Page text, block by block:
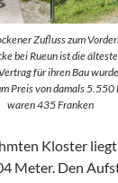
Zufluss zum
bei Rueun ist die
für ihren Bau
Preis von damals
waren 435 Franken
Kloster
Meter. Den